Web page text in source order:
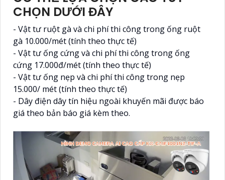
CHỌN DƯỚI ĐÂY
- Vật tư ruột gà và chi phí thi công trong ống ruột
gà 10.000/mét (tính theo thực tế)
- Vật tư ống cứng và chi phí thi công trong ống
cứng 17.000đ/mét (tính theo thực tế)
- Vật tư ống nẹp và chi phí thi công trong nẹp
15.000/ mét (tính theo thực tế)
- Dây điện dây tín hiệu ngoài khuyến mãi được báo
giá theo bản báo giá kèm theo.